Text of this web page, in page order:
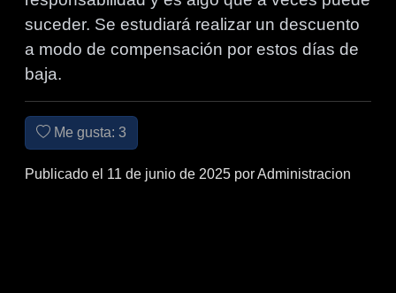
suceder. Se estudiará realizar un descuento
a modo de compensación por estos días de
baja.
Me gusta: 3
Publicado el 11 de junio de 2025 por Administracion